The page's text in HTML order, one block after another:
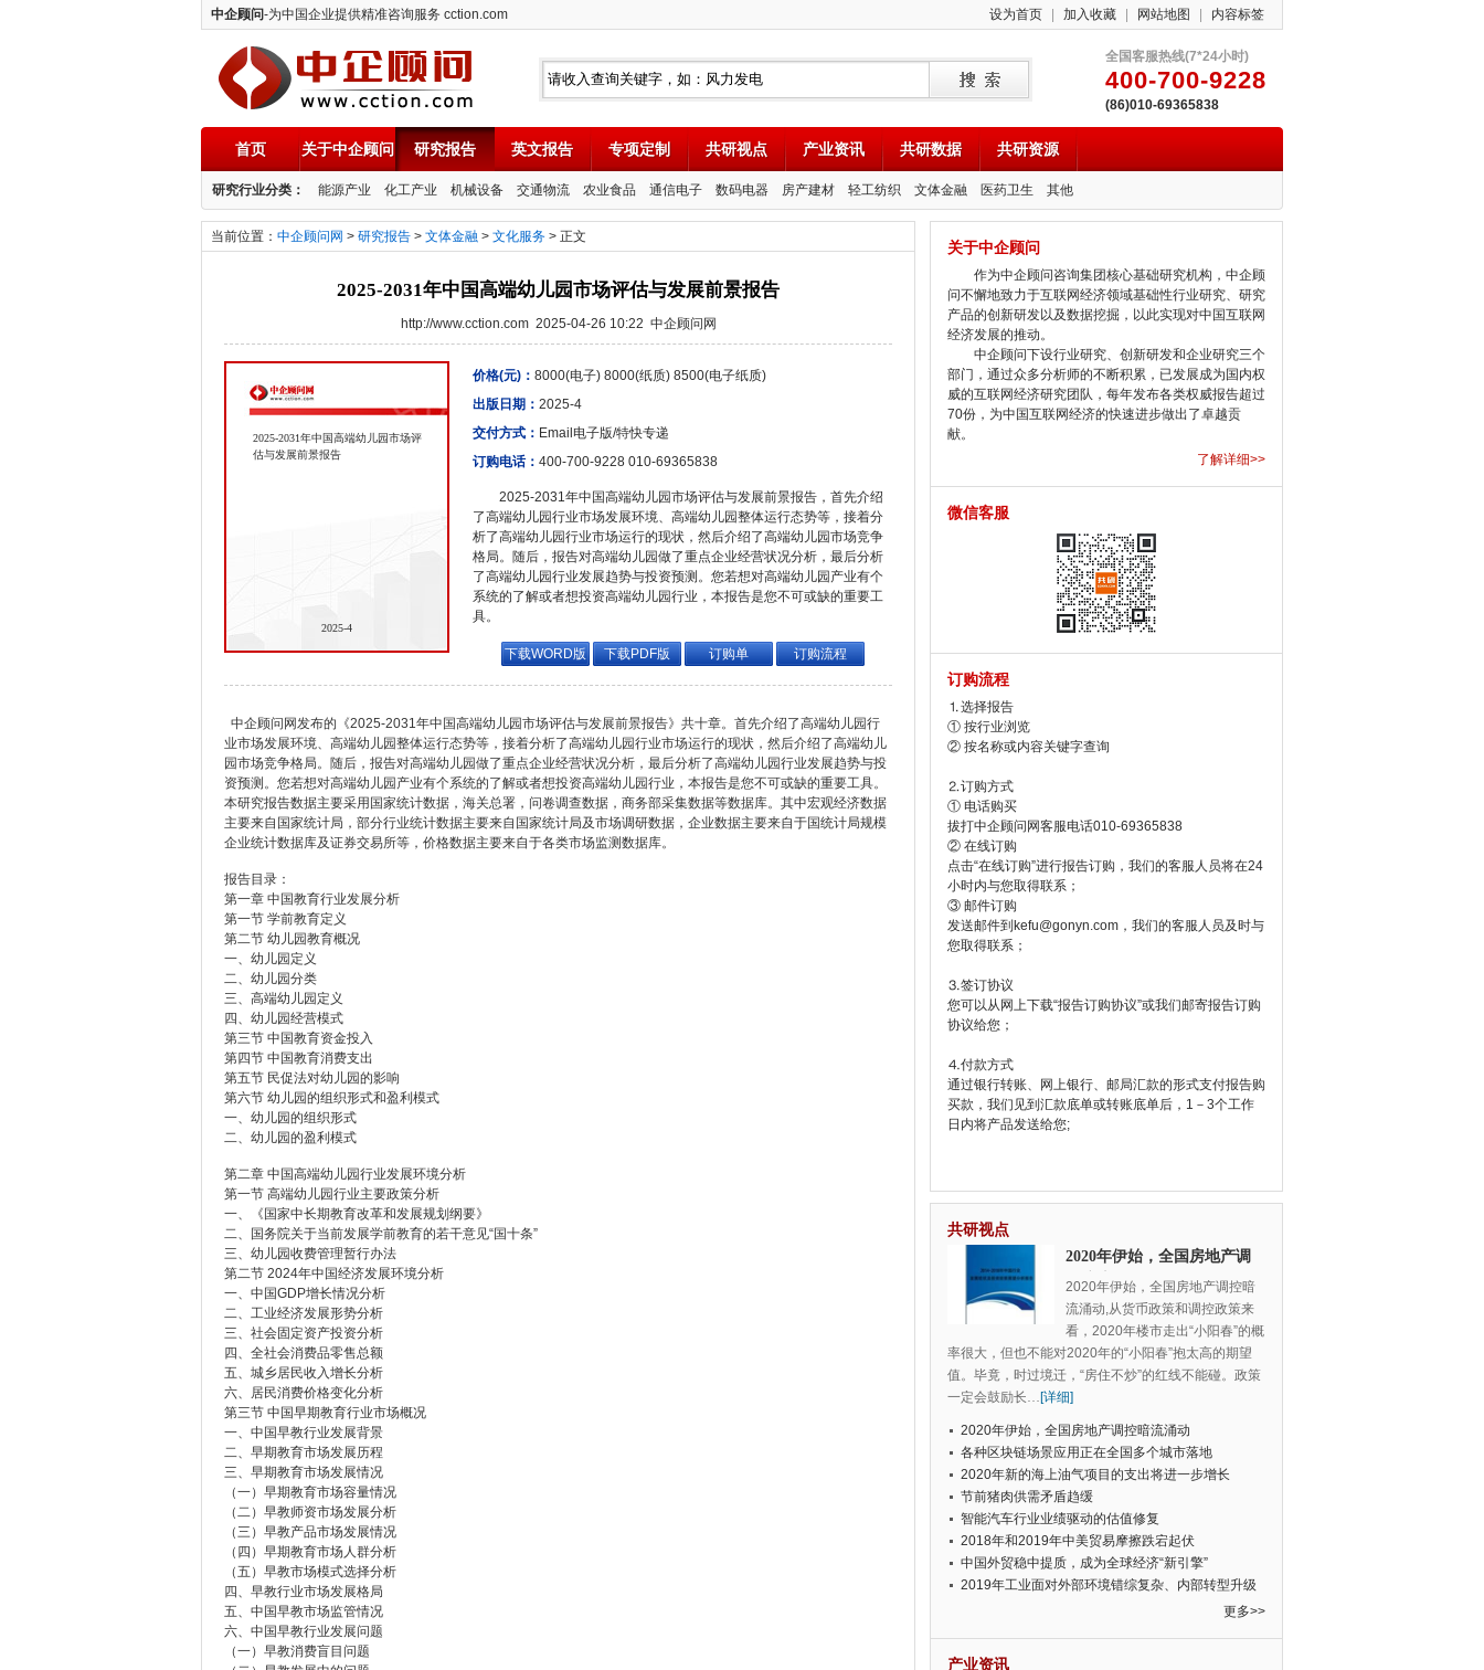
中企顾问-为中国企业提供精准咨询服务 cction.com 设为首页 加入收藏 网站地图 内容标签
中企顾问
全国客服热线(7*24小时)
400-700-9228
(86)010-69365838
首页 关于中企顾问 研究报告 英文报告 专项定制 共研视点 产业资讯 共研数据 共研资源
研究行业分类： 能源产业 化工产业 机械设备 交通物流 农业食品 通信电子 数码电器 房产建材 轻工纺织 文体金融 医药卫生 其他
当前位置： 中企顾问网 > 研究报告 > 文体金融 > 文化服务 > 正文
2025-2031年中国高端幼儿园市场评估与发展前景报告
http://www.cction.com 2025-04-26 10:22 中企顾问网
2025-2031年中国高端幼儿园市场评
估与发展前景报告
2025-4
价格(元)： 8000(电子) 8000(纸质) 8500(电子纸质)
出版日期： 2025-4
交付方式： Email电子版/特快专递
订购电话： 400-700-9228 010-69365838
2025-2031年中国高端幼儿园市场评估与发展前景报告，首先介绍
了高端幼儿园行业市场发展环境、高端幼儿园整体运行态势等，接着分
析了高端幼儿园行业市场运行的现状，然后介绍了高端幼儿园市场竞争
格局。随后，报告对高端幼儿园做了重点企业经营状况分析，最后分析
了高端幼儿园行业发展趋势与投资预测。您若想对高端幼儿园产业有个
系统的了解或者想投资高端幼儿园行业，本报告是您不可或缺的重要工
具。
下载WORD版 下载PDF版 订购单 订购流程
中企顾问网发布的《2025-2031年中国高端幼儿园市场评估与发展前景报告》共十章。首先介绍了高端幼儿园行
业市场发展环境、高端幼儿园整体运行态势等，接着分析了高端幼儿园行业市场运行的现状，然后介绍了高端幼儿
园市场竞争格局。随后，报告对高端幼儿园做了重点企业经营状况分析，最后分析了高端幼儿园行业发展趋势与投
资预测。您若想对高端幼儿园产业有个系统的了解或者想投资高端幼儿园行业，本报告是您不可或缺的重要工具。
本研究报告数据主要采用国家统计数据，海关总署，问卷调查数据，商务部采集数据等数据库。其中宏观经济数据
主要来自国家统计局，部分行业统计数据主要来自国家统计局及市场调研数据，企业数据主要来自于国统计局规模
企业统计数据库及证券交易所等，价格数据主要来自于各类市场监测数据库。
报告目录：
第一章 中国教育行业发展分析
第一节 学前教育定义
第二节 幼儿园教育概况
一、幼儿园定义
二、幼儿园分类
三、高端幼儿园定义
四、幼儿园经营模式
第三节 中国教育资金投入
第四节 中国教育消费支出
第五节 民促法对幼儿园的影响
第六节 幼儿园的组织形式和盈利模式
一、幼儿园的组织形式
二、幼儿园的盈利模式
第二章 中国高端幼儿园行业发展环境分析
第一节 高端幼儿园行业主要政策分析
一、《国家中长期教育改革和发展规划纲要》
二、国务院关于当前发展学前教育的若干意见“国十条”
三、幼儿园收费管理暂行办法
第二节 2024年中国经济发展环境分析
一、中国GDP增长情况分析
二、工业经济发展形势分析
三、社会固定资产投资分析
四、全社会消费品零售总额
五、城乡居民收入增长分析
六、居民消费价格变化分析
第三节 中国早期教育行业市场概况
一、中国早教行业发展背景
二、早期教育市场发展历程
三、早期教育市场发展情况
（一）早期教育市场容量情况
（二）早教师资市场发展分析
（三）早教产品市场发展情况
（四）早期教育市场人群分析
（五）早教市场模式选择分析
四、早教行业市场发展格局
五、中国早教市场监管情况
六、中国早教行业发展问题
（一）早教消费盲目问题
关于中企顾问
作为中企顾问咨询集团核心基础研究机构，中企顾
问不懈地致力于互联网经济领域基础性行业研究、研究
产品的创新研发以及数据挖掘，以此实现对中国互联网
经济发展的推动。
中企顾问下设行业研究、创新研发和企业研究三个
部门，通过众多分析师的不断积累，已发展成为国内权
威的互联网经济研究团队，每年发布各类权威报告超过
70份，为中国互联网经济的快速进步做出了卓越贡
献。
了解详细>>
微信客服
订购流程
⒈选择报告
① 按行业浏览
② 按名称或内容关键字查询
⒉订购方式
① 电话购买
拔打中企顾问网客服电话010-69365838
② 在线订购
点击“在线订购”进行报告订购，我们的客服人员将在24
小时内与您取得联系；
③ 邮件订购
发送邮件到kefu@gonyn.com，我们的客服人员及时与
您取得联系；
⒊签订协议
您可以从网上下载“报告订购协议”或我们邮寄报告订购
协议给您；
⒋付款方式
通过银行转账、网上银行、邮局汇款的形式支付报告购
买款，我们见到汇款底单或转账底单后，1－3个工作
日内将产品发送给您;
共研视点
2020年伊始，全国房地产调
控暗流涌动
2020年伊始，全国房地产调控暗
流涌动,从货币政策和调控政策来
看，2020年楼市走出“小阳春”的概
率很大，但也不能对2020年的“小阳春”抱太高的期望
值。毕竟，时过境迁，“房住不炒”的红线不能碰。政策
一定会鼓励长…[详细]
2020年伊始，全国房地产调控暗流涌动
各种区块链场景应用正在全国多个城市落地
2020年新的海上油气项目的支出将进一步增长
节前猪肉供需矛盾趋缓
智能汽车行业业绩驱动的估值修复
2018年和2019年中美贸易摩擦跌宕起伏
中国外贸稳中提质，成为全球经济“新引擎”
2019年工业面对外部环境错综复杂、内部转型升级
更多>>
产业资讯